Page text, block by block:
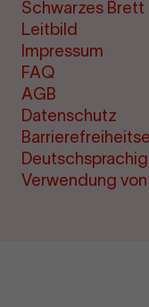
Schwarzes Brett
Leitbild
Impressum
FAQ
AGB
Datenschutz
Verwendung